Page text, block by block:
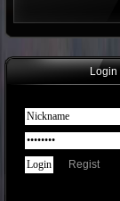
Login
Regist